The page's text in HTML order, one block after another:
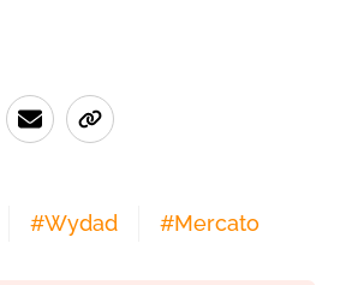
#Wydad #Mercato